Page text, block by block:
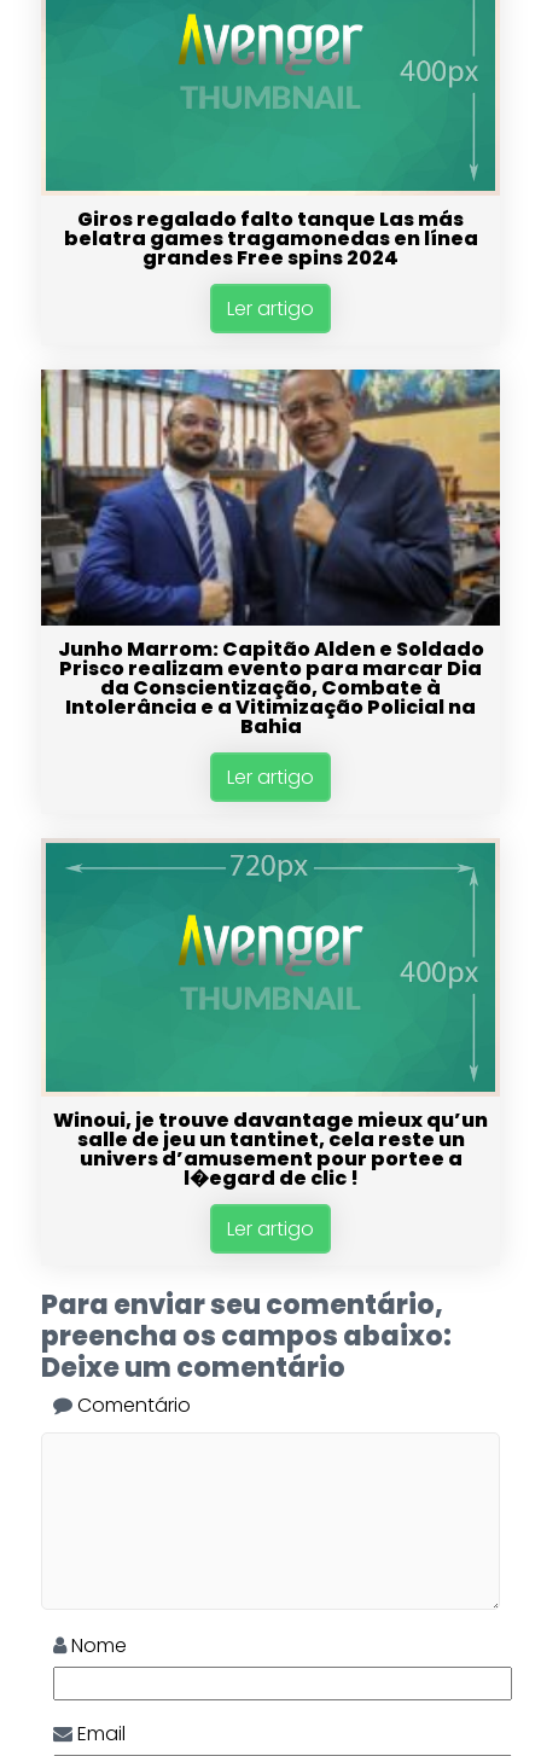
Giros regalado falto tanque Las más
belatra games tragamonedas en línea
grandes Free spins 2024
Ler artigo
Junho Marrom: Capitão Alden e Soldado
Prisco realizam evento para marcar Dia
da Conscientização, Combate à
Intolerância e a Vitimização Policial na
Bahia
Ler artigo
Winoui, je trouve davantage mieux qu’un
salle de jeu un tantinet, cela reste un
univers d’amusement pour portee a
l�egard de clic !
Ler artigo
Para enviar seu comentário,
preencha os campos abaixo:
Deixe um comentário
Comentário
Nome
Email